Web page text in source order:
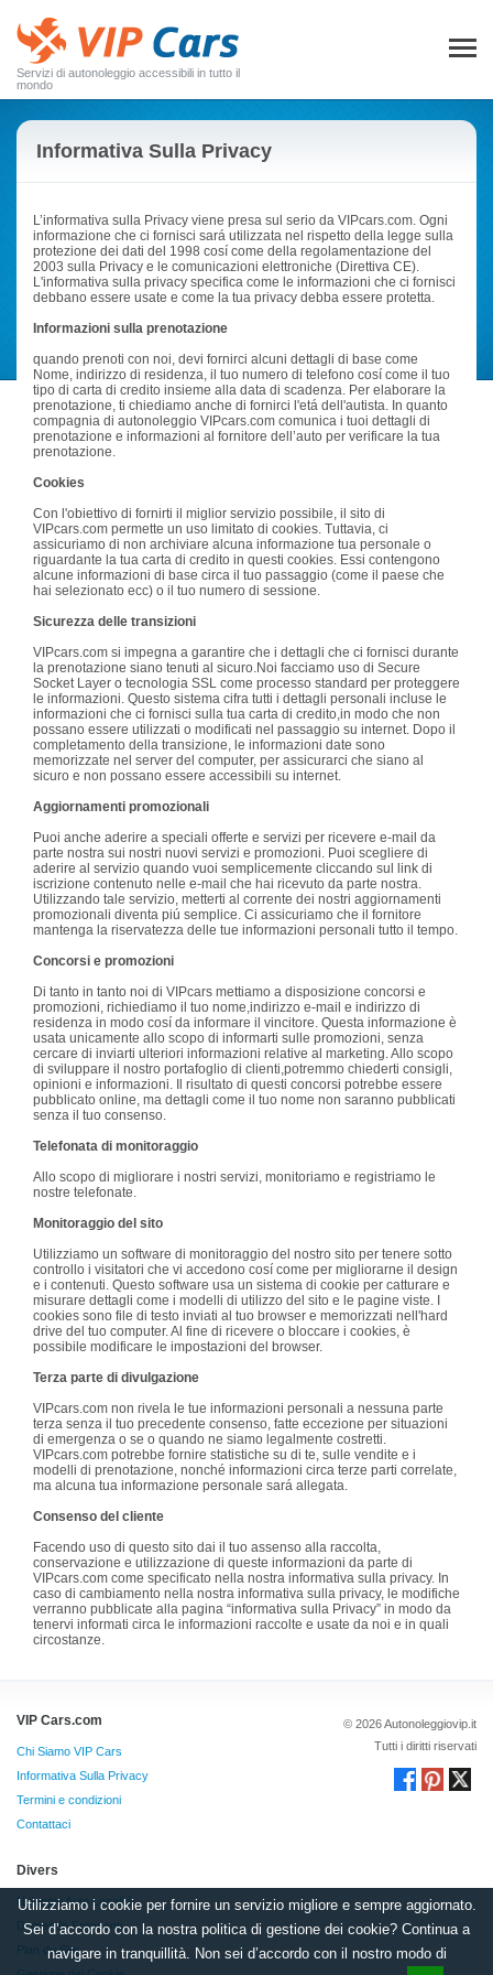
Servizi di autonoleggio accessibili in tutto il
mondo
Informativa Sulla Privacy
L’informativa sulla Privacy viene presa sul serio da VIPcars.com. Ogni
informazione che ci fornisci sará utilizzata nel rispetto della legge sulla
protezione dei dati del 1998 cosí come della regolamentazione del
2003 sulla Privacy e le comunicazioni elettroniche (Direttiva CE).
L'informativa sulla privacy specifica come le informazioni che ci fornisci
debbano essere usate e come la tua privacy debba essere protetta.
Informazioni sulla prenotazione
quando prenoti con noi, devi fornirci alcuni dettagli di base come
Nome, indirizzo di residenza, il tuo numero di telefono cosí come il tuo
tipo di carta di credito insieme alla data di scadenza. Per elaborare la
prenotazione, ti chiediamo anche di fornirci l'etá dell'autista. In quanto
compagnia di autonoleggio VIPcars.com comunica i tuoi dettagli di
prenotazione e informazioni al fornitore dell’auto per verificare la tua
prenotazione.
Cookies
Con l'obiettivo di fornirti il miglior servizio possibile, il sito di
VIPcars.com permette un uso limitato di cookies. Tuttavia, ci
assicuriamo di non archiviare alcuna informazione tua personale o
riguardante la tua carta di credito in questi cookies. Essi contengono
alcune informazioni di base circa il tuo passaggio (come il paese che
hai selezionato ecc) o il tuo numero di sessione.
Sicurezza delle transizioni
VIPcars.com si impegna a garantire che i dettagli che ci fornisci durante
la prenotazione siano tenuti al sicuro.Noi facciamo uso di Secure
Socket Layer o tecnologia SSL come processo standard per proteggere
le informazioni. Questo sistema cifra tutti i dettagli personali incluse le
informazioni che ci fornisci sulla tua carta di credito,in modo che non
possano essere utilizzati o modificati nel passaggio su internet. Dopo il
completamento della transizione, le informazioni date sono
memorizzate nel server del computer, per assicurarci che siano al
sicuro e non possano essere accessibili su internet.
Aggiornamenti promozionali
Puoi anche aderire a speciali offerte e servizi per ricevere e-mail da
parte nostra sui nostri nuovi servizi e promozioni. Puoi scegliere di
aderire al servizio quando vuoi semplicemente cliccando sul link di
iscrizione contenuto nelle e-mail che hai ricevuto da parte nostra.
Utilizzando tale servizio, metterti al corrente dei nostri aggiornamenti
promozionali diventa piú semplice. Ci assicuriamo che il fornitore
mantenga la riservatezza delle tue informazioni personali tutto il tempo.
Concorsi e promozioni
Di tanto in tanto noi di VIPcars mettiamo a disposizione concorsi e
promozioni, richiediamo il tuo nome,indirizzo e-mail e indirizzo di
residenza in modo cosí da informare il vincitore. Questa informazione è
usata unicamente allo scopo di informarti sulle promozioni, senza
cercare di inviarti ulteriori informazioni relative al marketing. Allo scopo
di sviluppare il nostro portafoglio di clienti,potremmo chiederti consigli,
opinioni e informazioni. Il risultato di questi concorsi potrebbe essere
pubblicato online, ma dettagli come il tuo nome non saranno pubblicati
senza il tuo consenso.
Telefonata di monitoraggio
Allo scopo di migliorare i nostri servizi, monitoriamo e registriamo le
nostre telefonate.
Monitoraggio del sito
Utilizziamo un software di monitoraggio del nostro sito per tenere sotto
controllo i visitatori che vi accedono cosí come per migliorarne il design
e i contenuti. Questo software usa un sistema di cookie per catturare e
misurare dettagli come i modelli di utilizzo del sito e le pagine viste. I
cookies sono file di testo inviati al tuo browser e memorizzati nell'hard
drive del tuo computer. Al fine di ricevere o bloccare i cookies, è
possibile modificare le impostazioni del browser.
Terza parte di divulgazione
VIPcars.com non rivela le tue informazioni personali a nessuna parte
terza senza il tuo precedente consenso, fatte eccezione per situazioni
di emergenza o se o quando ne siamo legalmente costretti.
VIPcars.com potrebbe fornire statistiche su di te, sulle vendite e i
modelli di prenotazione, nonché informazioni circa terze parti correlate,
ma alcuna tua informazione personale sará allegata.
Consenso del cliente
Facendo uso di questo sito dai il tuo assenso alla raccolta,
conservazione e utilizzazione di queste informazioni da parte di
VIPcars.com come specificato nella nostra informativa sulla privacy. In
caso di cambiamento nella nostra informativa sulla privacy, le modifiche
verranno pubblicate alla pagina “informativa sulla Privacy” in modo da
tenervi informati circa le informazioni raccolte e usate da noi e in quali
circostanze.
VIP Cars.com
Chi Siamo VIP Cars
Informativa Sulla Privacy
Termini e condizioni
Contattaci
Divers
Noleggio Auto Località
Domande Frequenti
Plan du Site
© 2026 Autonoleggiovip.it
Tutti i diritti riservati
Utilizziamo i cookie per fornire un servizio migliore e sempre aggiornato.
Sei d’accordo con la nostra politica di gestione dei cookie? Continua a
navigare in tranquillità. Non sei d’accordo con il nostro modo di